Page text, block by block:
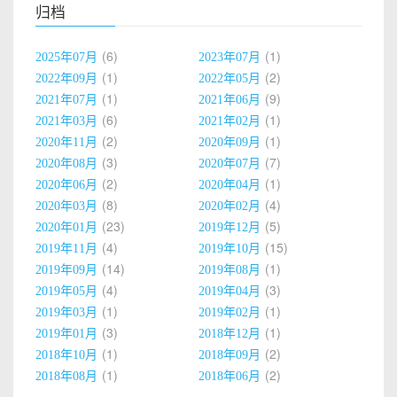
归档
2025年07月 6 2023年07月 1
2022年09月 1 2022年05月 2
2021年07月 1 2021年06月 9
2021年03月 6 2021年02月 1
2020年11月 2 2020年09月 1
2020年08月 3 2020年07月 7
2020年06月 2 2020年04月 1
2020年03月 8 2020年02月 4
2020年01月 23 2019年12月 5
2019年11月 4 2019年10月 15
2019年09月 14 2019年08月 1
2019年05月 4 2019年04月 3
2019年03月 1 2019年02月 1
2019年01月 3 2018年12月 1
2018年10月 1 2018年09月 2
2018年08月 1 2018年06月 2